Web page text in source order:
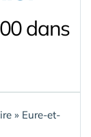
dans
» Eure-et-